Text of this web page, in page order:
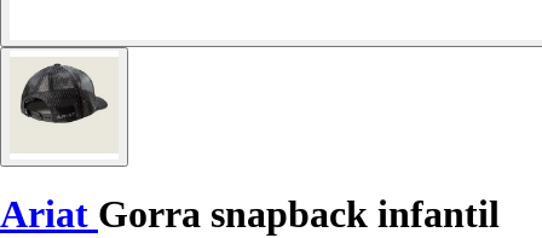
Ariat Gorra snapback infantil